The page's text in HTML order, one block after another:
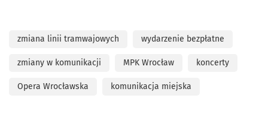
zmiana linii tramwajowych wydarzenie bezpłatne
zmiany w komunikacji MPK Wrocław koncerty
Opera Wrocławska komunikacja miejska